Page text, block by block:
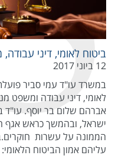
ביטוח לאומי, דיני
12 ביוני 2017
במשרד עו"ד עמי סביר פועלת
לאומי, דיני עבודה ומשפט
אברהם שלום בר יוסף. עו"ד
ישראל, ובהמשך כראש אגף
הממונה על עשרות
עליהם אמון הביטוח